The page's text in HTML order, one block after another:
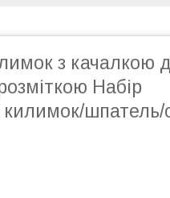
з качалкою
Набір
шпатель/